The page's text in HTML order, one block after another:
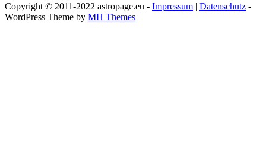
Copyright © 2011-2022 astropage.eu - Impressum | Datenschutz -
WordPress Theme by MH Themes